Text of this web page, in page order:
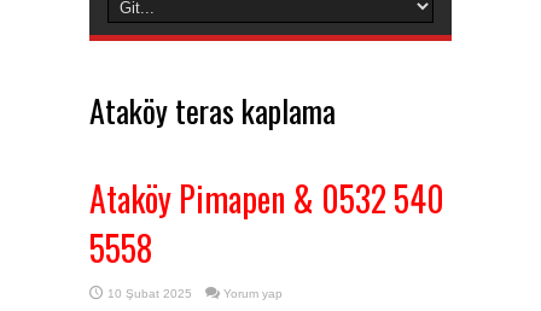
Ataköy teras kaplama
Ataköy Pimapen & 0532 540
5558
10 Şubat 2025 Yorum yap